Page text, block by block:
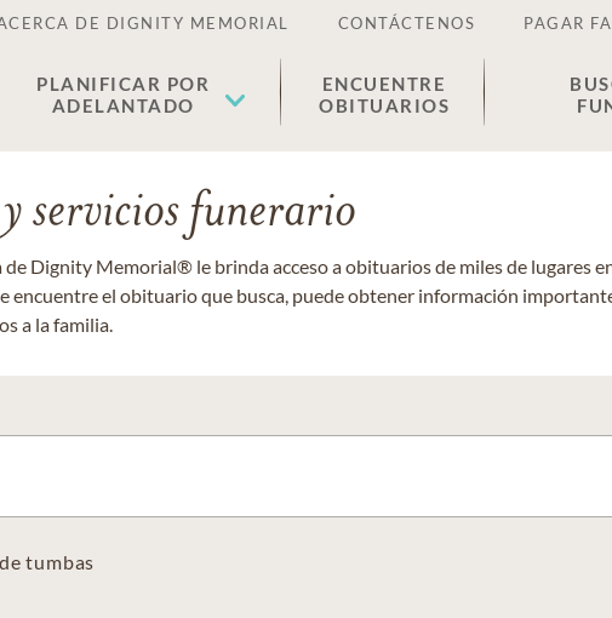
DE DIGNITY MEMORIAL CONTÁCTENOS PAGAR
PLANIFICAR POR
ADELANTADO
ENCUENTRE
OBITUARIOS
servicios funerario
Dignity Memorial® le brinda acceso a obituarios de miles de lugares
encuentre el obituario que busca, puede obtener información
a la familia.
tumbas